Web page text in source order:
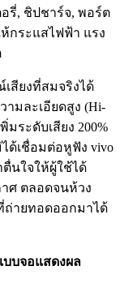
อรี่, ชิปชาร์จ, พอร์ต
ห้กระแสไฟฟ้า แรง
สียงที่สมจริงได้
มละเอียดสูง (Hi-
มระดับเสียง 200%
ด้เชื่อมต่อหูฟัง vivo
นใจให้ผู้ใช้ได้
ศ ตลอดจนห้วง
ายทอดออกมาได้
บจอแสดงผล